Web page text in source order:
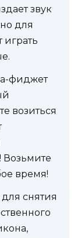
звук
для
играть
фиджет
возиться
Возьмите
время!
снятия